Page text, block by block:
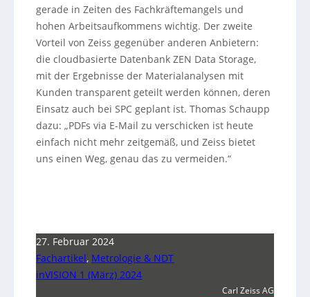
gerade in Zeiten des Fachkräftemangels und
hohen Arbeitsaufkommens wichtig. Der zweite
Vorteil von Zeiss gegenüber anderen Anbietern:
die cloudbasierte Datenbank ZEN Data Storage,
mit der Ergebnisse der Materialanalysen mit
Kunden transparent geteilt werden können, deren
Einsatz auch bei SPC geplant ist. Thomas Schaupp
dazu: „PDFs via E-Mail zu verschicken ist heute
einfach nicht mehr zeitgemäß, und Zeiss bietet
uns einen Weg, genau das zu vermeiden.“
27. Februar 2024
Fachartikel, Metrologie & NDT
inVISION 1 (März) 2024
Carl Zeiss AG